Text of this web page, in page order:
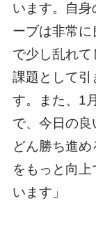
います。自
ーブは非常
で少し乱れ
課題として引
す。また、1
で、今日の
どん勝ち進
をもっと向
います」